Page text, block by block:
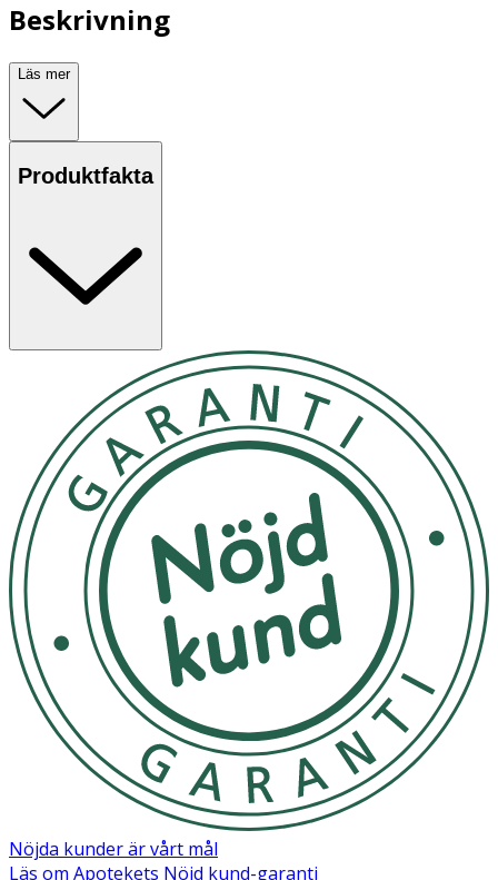
Beskrivning
Läs mer
Produktfakta
Nöjda kunder är vårt mål
Läs om Apotekets Nöjd kund-garanti